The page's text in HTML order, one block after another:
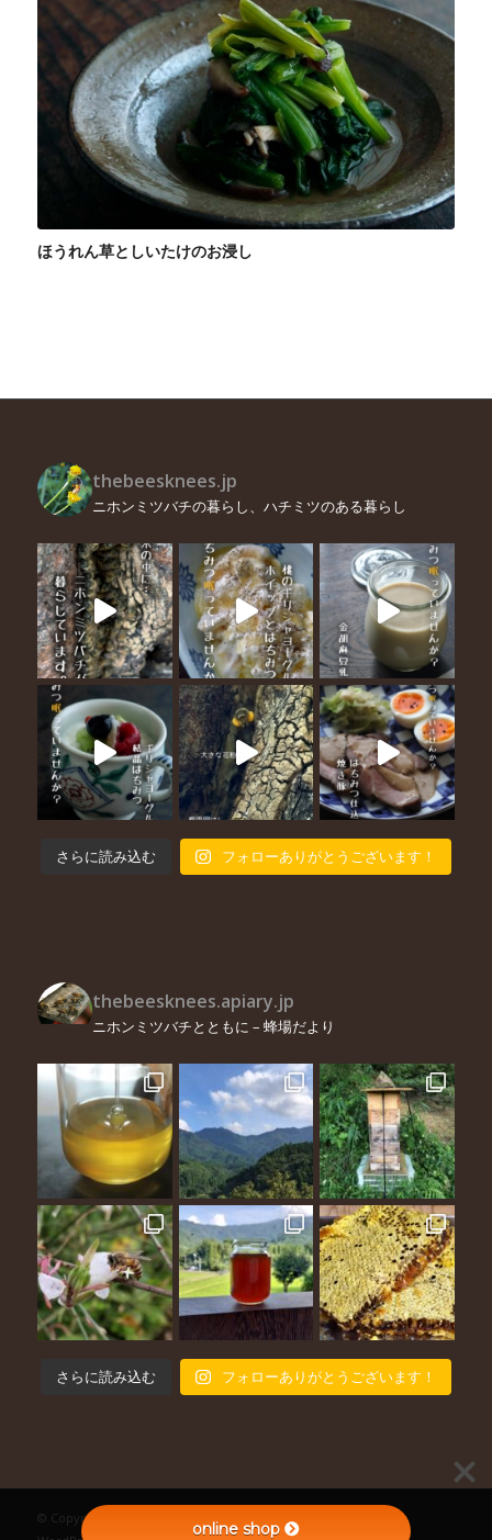
ほうれん草としいたけのお浸し
thebeesknees.jp
ニホンミツバチの暮らし、ハチミツのある暮らし
さらに読み込む フォローありがとうございます！
thebeesknees.apiary.jp
ニホンミツバチとともに – 蜂場だより
さらに読み込む フォローありがとうございます！
© Copyright - 《ミツバチのひざこぞう》the bees knees -
online shop